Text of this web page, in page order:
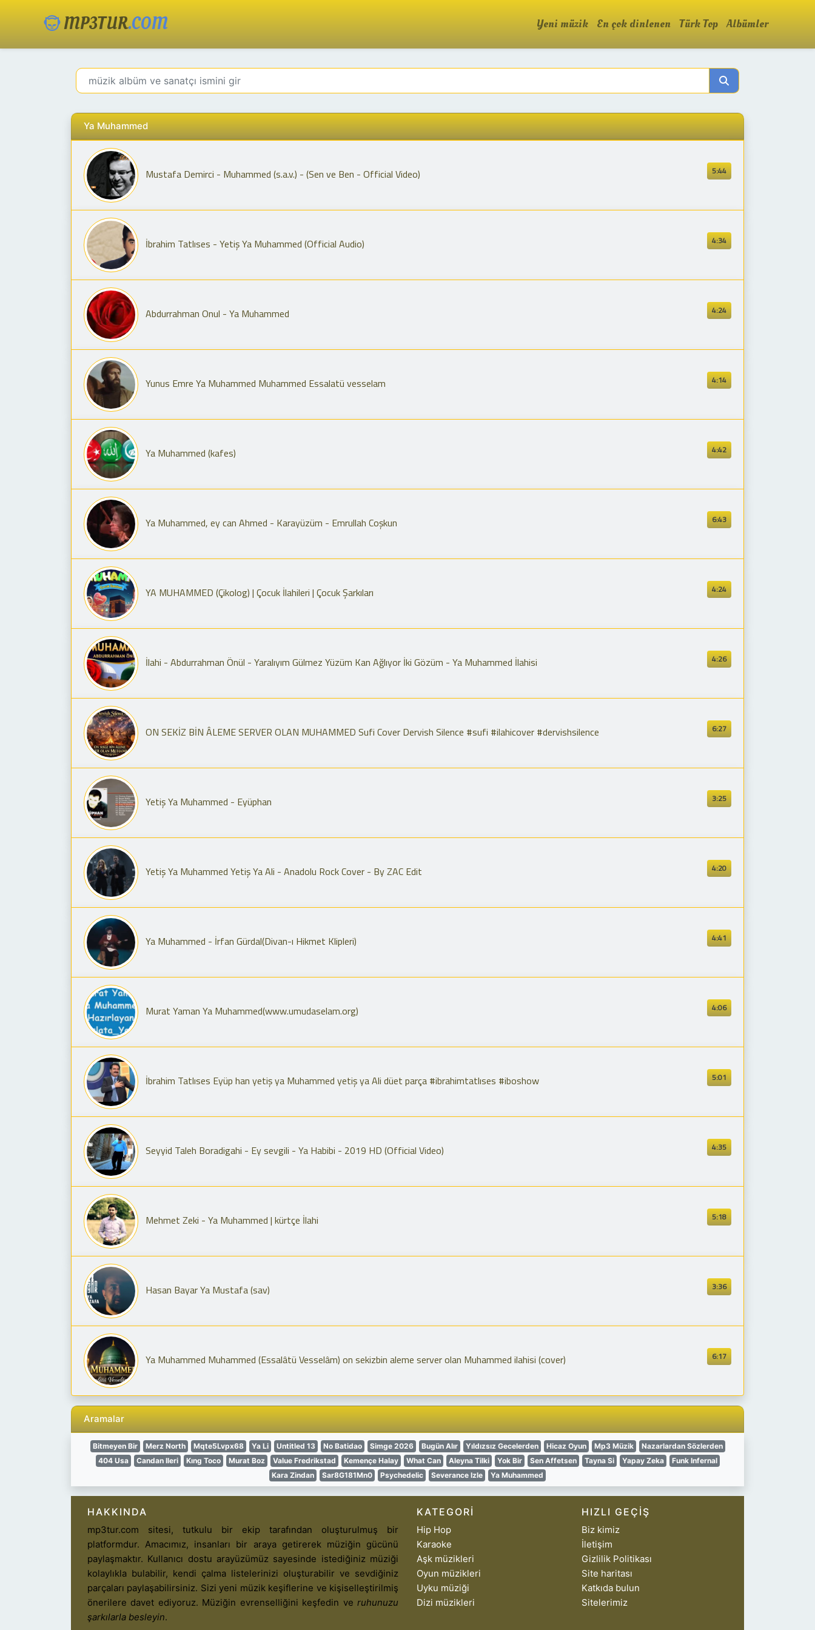
MP3TUR.COM Yeni müzik En çok dinlenen Türk Top Albümler
Ya Muhammed
5:44
Mustafa Demirci - Muhammed (s.a.v.) - (Sen ve Ben - Official Video)
4:34
İbrahim Tatlıses - Yetiş Ya Muhammed (Official Audio)
4:24
Abdurrahman Onul - Ya Muhammed
4:14
Yunus Emre Ya Muhammed Muhammed Essalatü vesselam
4:42
Ya Muhammed (kafes)
6:43
Ya Muhammed, ey can Ahmed - Karayüzüm - Emrullah Coşkun
4:24
YA MUHAMMED (Çikolog) | Çocuk İlahileri | Çocuk Şarkıları
4:26
İlahi - Abdurrahman Önül - Yaralıyım Gülmez Yüzüm Kan Ağlıyor İki Gözüm - Ya Muhammed İlahisi
6:27
ON SEKİZ BİN ÂLEME SERVER OLAN MUHAMMED Sufi Cover Dervish Silence #sufi #ilahicover #dervishsilence
3:25
Yetiş Ya Muhammed - Eyüphan
4:20
Yetiş Ya Muhammed Yetiş Ya Ali - Anadolu Rock Cover - By ZAC Edit
4:41
Ya Muhammed - İrfan Gürdal(Divan-ı Hikmet Klipleri)
4:06
Murat Yaman Ya Muhammed(www.umudaselam.org)
5:01
İbrahim Tatlıses Eyüp han yetiş ya Muhammed yetiş ya Ali düet parça #ibrahimtatlıses #iboshow
4:35
Seyyid Taleh Boradigahi - Ey sevgili - Ya Habibi - 2019 HD (Official Video)
5:18
Mehmet Zeki - Ya Muhammed | kürtçe İlahi
3:36
Hasan Bayar Ya Mustafa (sav)
6:17
Ya Muhammed Muhammed (Essalâtü Vesselâm) on sekizbin aleme server olan Muhammed ilahisi (cover)
Aramalar
Bitmeyen Bir Merz North Mqte5Lvpx68 Ya Li Untitled 13 No Batidao Simge 2026 Bugün Alır Yıldızsız Gecelerden Hicaz Oyun Mp3 Müzik
Nazarlardan Sözlerden
404 Usa
Candan Ileri Kıng Toco Murat Boz Value Fredrikstad Kemençe Halay What Can Aleyna Tilki Yok Bir Sen Affetsen Tayna Si Yapay Zeka
Funk Infernal
Kara Zindan
Sar8G181Mn0 Psychedelic Severance Izle Ya Muhammed
HAKKINDA
mp3tur.com sitesi, tutkulu bir ekip tarafından oluşturulmuş bir
platformdur. Amacımız, insanları bir araya getirerek müziğin gücünü
paylaşmaktır. Kullanıcı dostu arayüzümüz sayesinde istediğiniz müziği
kolaylıkla bulabilir, kendi çalma listelerinizi oluşturabilir ve sevdiğiniz
parçaları paylaşabilirsiniz. Sizi yeni müzik keşiflerine ve kişiselleştirilmiş
önerilere davet ediyoruz. Müziğin evrenselliğini keşfedin ve ruhunuzu
şarkılarla besleyin.
KATEGORI
Hip Hop
Karaoke
Aşk müzikleri
Oyun müzikleri
Uyku müziği
Dizi müzikleri
HIZLI GEÇIŞ
Biz kimiz
İletişim
Gizlilik Politikası
Site haritası
Katkıda bulun
Sitelerimiz